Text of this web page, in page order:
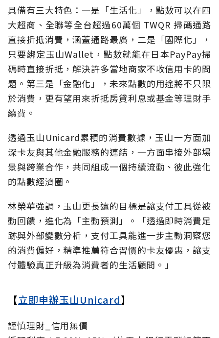
具備有三大特色：一是「生活化」，點數可以在四
大超商、全聯等全台超過60萬個 TWQR 掃碼通路
直接折抵消費，涵蓋通路最廣，二是「國際化」，
只要綁定玉山Wallet，點數就能在日本PayPay掃
碼時直接折抵，解決許多當地商家不收信用卡的問
題。第三是「金融化」，未來點數的用途將不只限
於消費，更有望用來折抵房貸利息或基金等理財手
續費。
透過玉山Unicard累積的消費數據，玉山一方面加
深卡友與其他金融服務的連結，一方面串接外部場
景與跨業合作，共同組成一個持續流動、彼此強化
的點數經濟圈。
林榮華強調，玉山更長遠的目標是讓支付工具從被
動回饋，進化為「主動預測」。「透過即時消費足
跡與外部變數分析，支付工具能進一步主動洞察您
的消費偏好，精準推薦符合習慣的卡友優惠，讓支
付體驗真正升級為消費者的生活顧問。」
【立即申辦玉山Unicard】
謹慎理財_信用無價